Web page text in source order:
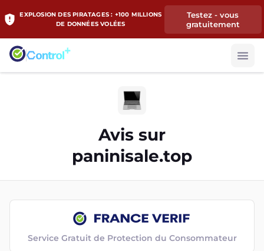
EXPLOSION DES PIRATAGES : +100 MILLIONS
DE DONNÉES VOLÉES
Testez - vous
gratuitement
Avis sur
paninisale.top
Service Gratuit de Protection du Consommateur